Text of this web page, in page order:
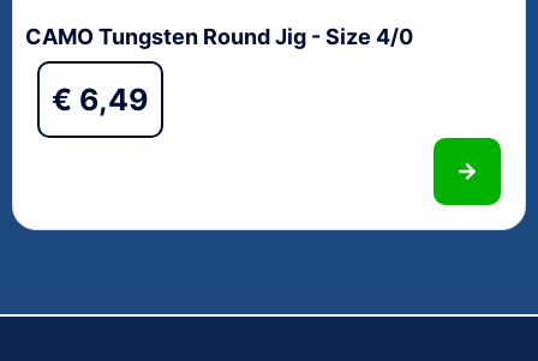
CAMO Tungsten Round Jig - Size 4/0
€ 6,49